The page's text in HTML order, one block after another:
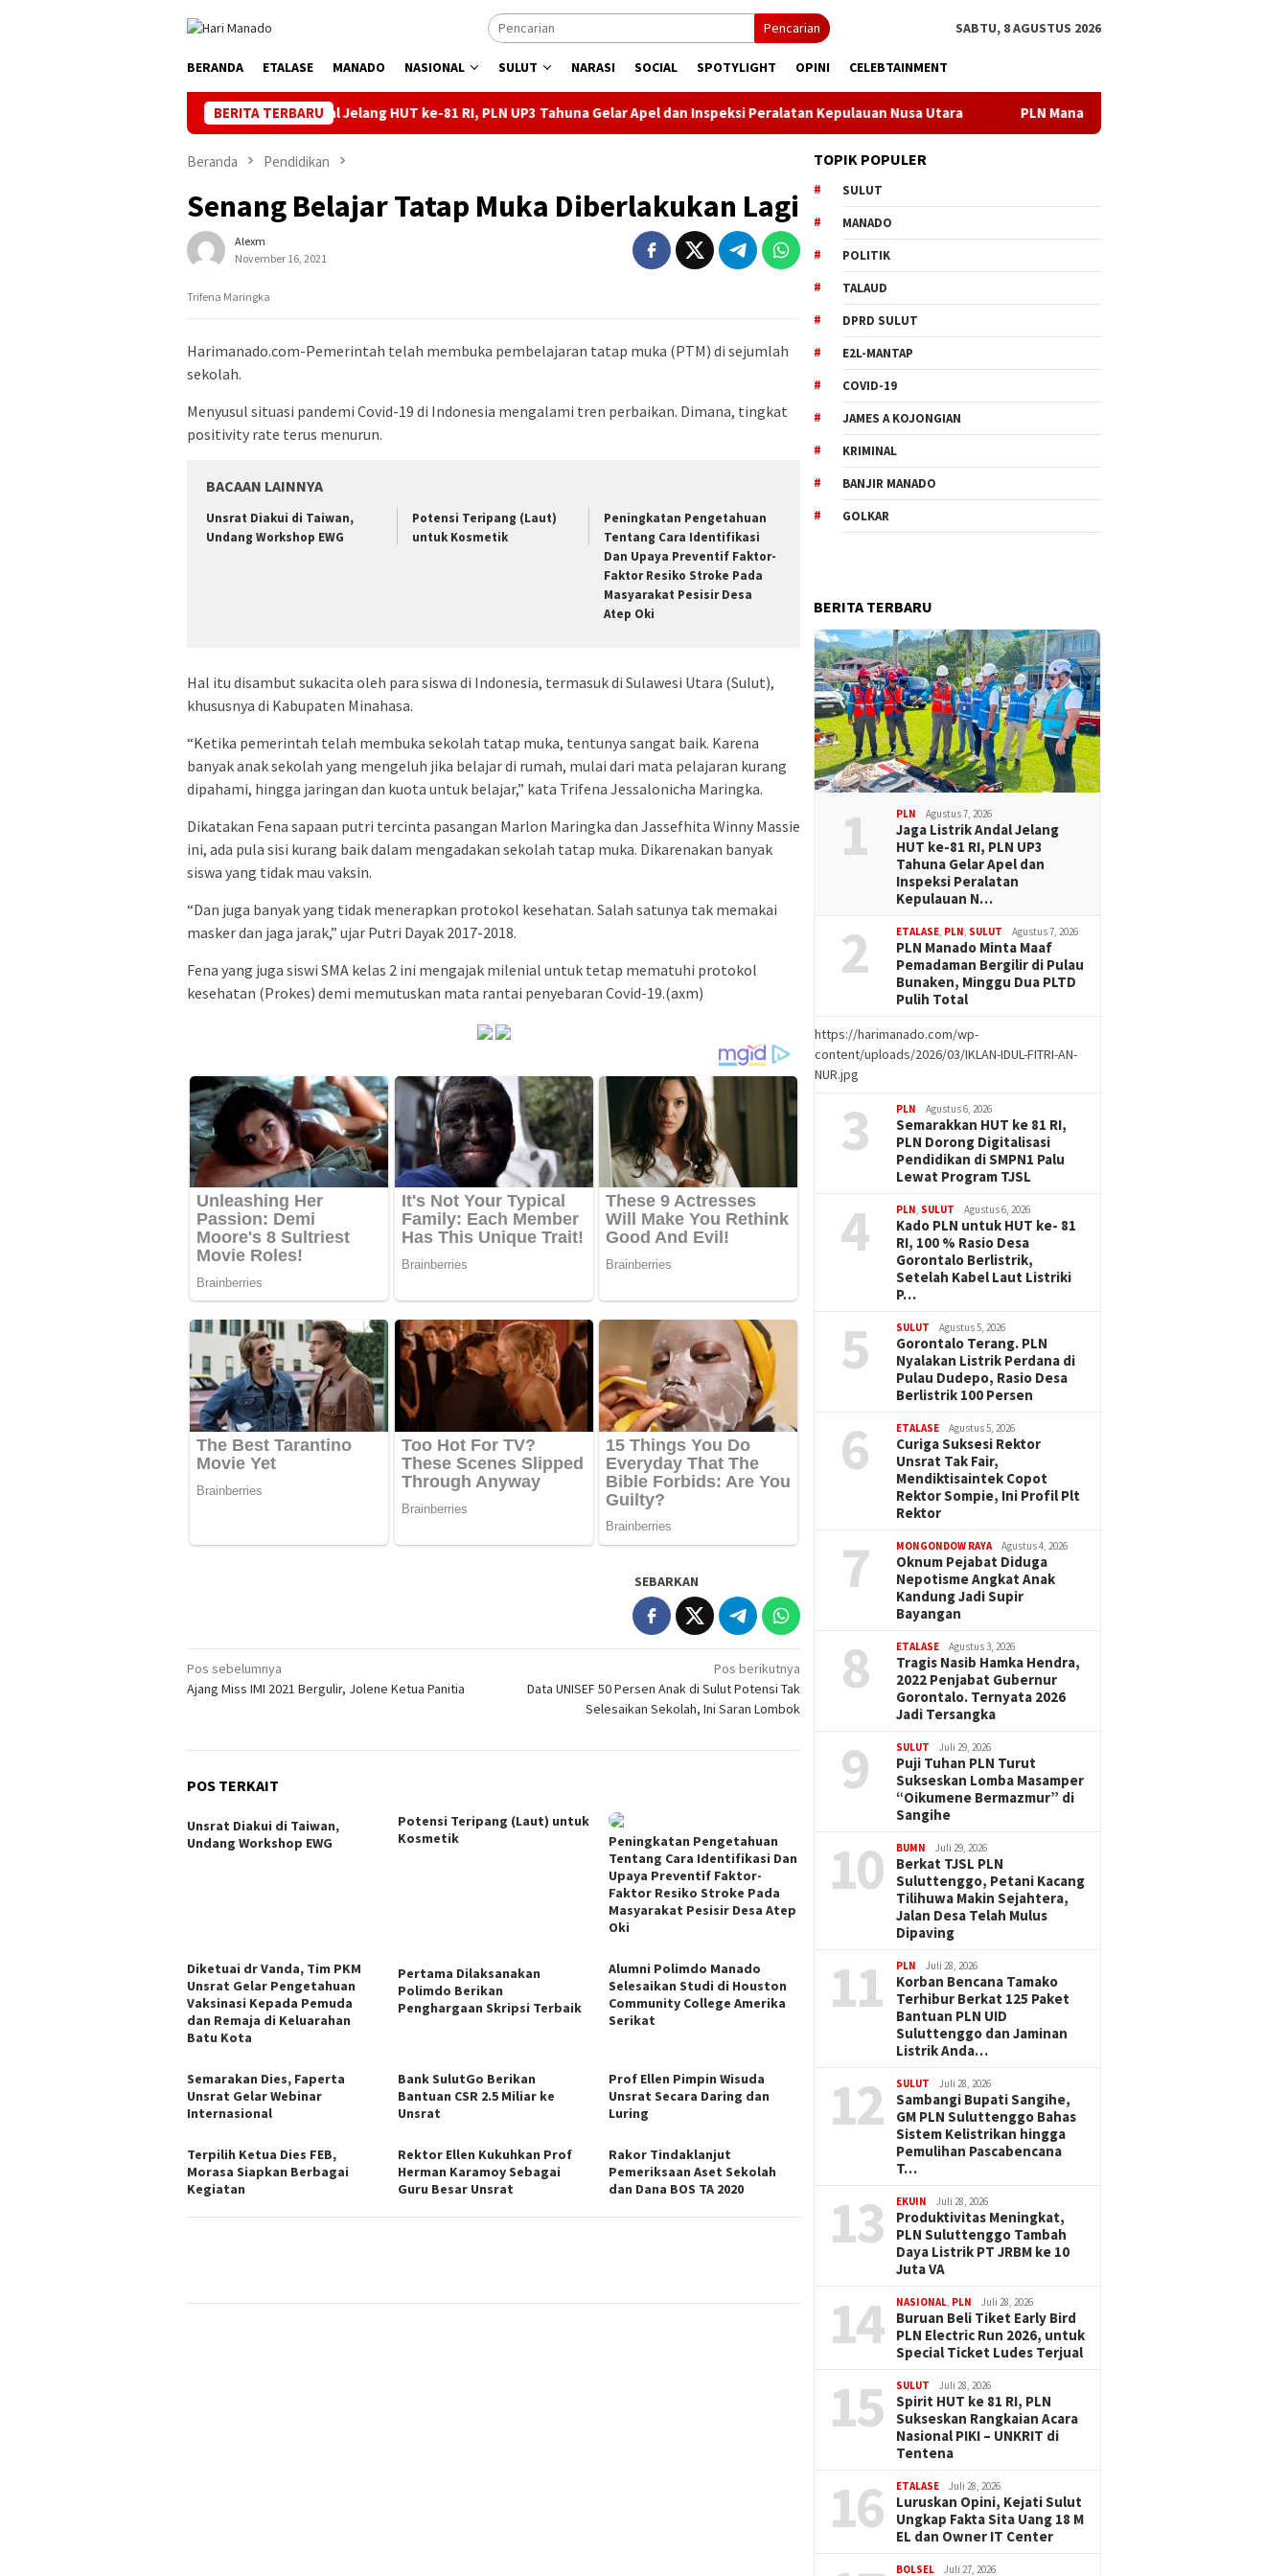
Pencarian SABTU, 8 AGUSTUS 2026
BERANDA ETALASE MANADO NASIONAL SULUT NARASI SOCIAL SPOTYLIGHT OPINI CELEBTAINMENT
BERITA TERBARU
Jaga Listrik Andal Jelang HUT ke-81 RI, PLN UP3 Tahuna Gelar Apel dan Inspeksi Peralatan Kepulauan Nusa Utara PLN Manado Minta Maaf Pemadaman Bergilir di Pulau
Beranda Pendidikan
Senang Belajar Tatap Muka Diberlakukan Lagi
Alexm
November 16, 2021
Trifena Maringka
Harimanado.com-Pemerintah telah membuka pembelajaran tatap muka (PTM) di sejumlah
sekolah.
Menyusul situasi pandemi Covid-19 di Indonesia mengalami tren perbaikan. Dimana, tingkat
positivity rate terus menurun.
BACAAN LAINNYA
Unsrat Diakui di Taiwan,
Undang Workshop EWG
Potensi Teripang (Laut)
untuk Kosmetik
Peningkatan Pengetahuan
Tentang Cara Identifikasi
Dan Upaya Preventif Faktor-
Faktor Resiko Stroke Pada
Masyarakat Pesisir Desa
Atep Oki
Hal itu disambut sukacita oleh para siswa di Indonesia, termasuk di Sulawesi Utara (Sulut),
khususnya di Kabupaten Minahasa.
“Ketika pemerintah telah membuka sekolah tatap muka, tentunya sangat baik. Karena
banyak anak sekolah yang mengeluh jika belajar di rumah, mulai dari mata pelajaran kurang
dipahami, hingga jaringan dan kuota untuk belajar,” kata Trifena Jessalonicha Maringka.
Dikatakan Fena sapaan putri tercinta pasangan Marlon Maringka dan Jassefhita Winny Massie
ini, ada pula sisi kurang baik dalam mengadakan sekolah tatap muka. Dikarenakan banyak
siswa yang tidak mau vaksin.
“Dan juga banyak yang tidak menerapkan protokol kesehatan. Salah satunya tak memakai
masker dan jaga jarak,” ujar Putri Dayak 2017-2018.
Fena yang juga siswi SMA kelas 2 ini mengajak milenial untuk tetap mematuhi protokol
kesehatan (Prokes) demi memutuskan mata rantai penyebaran Covid-19.(axm)
SEBARKAN
Navigasi
pos
Pos sebelumnya
Ajang Miss IMI 2021 Bergulir, Jolene Ketua Panitia
Pos berikutnya
Data UNISEF 50 Persen Anak di Sulut Potensi Tak
Selesaikan Sekolah, Ini Saran Lombok
POS TERKAIT
Unsrat Diakui di Taiwan,
Undang Workshop EWG
Potensi Teripang (Laut) untuk
Kosmetik
Peningkatan Pengetahuan
Tentang Cara Identifikasi Dan
Upaya Preventif Faktor-
Faktor Resiko Stroke Pada
Masyarakat Pesisir Desa Atep
Oki
Diketuai dr Vanda, Tim PKM
Unsrat Gelar Pengetahuan
Vaksinasi Kepada Pemuda
dan Remaja di Keluarahan
Batu Kota
Pertama Dilaksanakan
Polimdo Berikan
Penghargaan Skripsi Terbaik
Alumni Polimdo Manado
Selesaikan Studi di Houston
Community College Amerika
Serikat
Semarakan Dies, Faperta
Unsrat Gelar Webinar
Internasional
Bank SulutGo Berikan
Bantuan CSR 2.5 Miliar ke
Unsrat
Prof Ellen Pimpin Wisuda
Unsrat Secara Daring dan
Luring
Terpilih Ketua Dies FEB,
Morasa Siapkan Berbagai
Kegiatan
Rektor Ellen Kukuhkan Prof
Herman Karamoy Sebagai
Guru Besar Unsrat
Rakor Tindaklanjut
Pemeriksaan Aset Sekolah
dan Dana BOS TA 2020
TOPIK POPULER
SULUT
MANADO
POLITIK
TALAUD
DPRD SULUT
E2L-MANTAP
COVID-19
JAMES A KOJONGIAN
KRIMINAL
BANJIR MANADO
GOLKAR
BERITA TERBARU
1 PLN Agustus 7, 2026
Jaga Listrik Andal Jelang
HUT ke-81 RI, PLN UP3
Tahuna Gelar Apel dan
Inspeksi Peralatan
Kepulauan N…
2 ETALASE PLN SULUT Agustus 7, 2026
PLN Manado Minta Maaf
Pemadaman Bergilir di Pulau
Bunaken, Minggu Dua PLTD
Pulih Total
https://harimanado.com/wp-
content/uploads/2026/03/IKLAN-IDUL-FITRI-AN-
NUR.jpg
3 PLN Agustus 6, 2026
Semarakkan HUT ke 81 RI,
PLN Dorong Digitalisasi
Pendidikan di SMPN1 Palu
Lewat Program TJSL
4 PLN SULUT Agustus 6, 2026
Kado PLN untuk HUT ke- 81
RI, 100 % Rasio Desa
Gorontalo Berlistrik,
Setelah Kabel Laut Listriki
P…
5 SULUT Agustus 5, 2026
Gorontalo Terang. PLN
Nyalakan Listrik Perdana di
Pulau Dudepo, Rasio Desa
Berlistrik 100 Persen
6 ETALASE Agustus 5, 2026
Curiga Suksesi Rektor
Unsrat Tak Fair,
Mendiktisaintek Copot
Rektor Sompie, Ini Profil Plt
Rektor
7 MONGONDOW RAYA Agustus 4, 2026
Oknum Pejabat Diduga
Nepotisme Angkat Anak
Kandung Jadi Supir
Bayangan
8 ETALASE Agustus 3, 2026
Tragis Nasib Hamka Hendra,
2022 Penjabat Gubernur
Gorontalo. Ternyata 2026
Jadi Tersangka
9 SULUT Juli 29, 2026
Puji Tuhan PLN Turut
Sukseskan Lomba Masamper
“Oikumene Bermazmur” di
Sangihe
10 BUMN Juli 29, 2026
Berkat TJSL PLN
Suluttenggo, Petani Kacang
Tilihuwa Makin Sejahtera,
Jalan Desa Telah Mulus
Dipaving
11 PLN Juli 28, 2026
Korban Bencana Tamako
Terhibur Berkat 125 Paket
Bantuan PLN UID
Suluttenggo dan Jaminan
Listrik Anda…
12 SULUT Juli 28, 2026
Sambangi Bupati Sangihe,
GM PLN Suluttenggo Bahas
Sistem Kelistrikan hingga
Pemulihan Pascabencana
T…
13 EKUIN Juli 28, 2026
Produktivitas Meningkat,
PLN Suluttenggo Tambah
Daya Listrik PT JRBM ke 10
Juta VA
14 NASIONAL PLN Juli 28, 2026
Buruan Beli Tiket Early Bird
PLN Electric Run 2026, untuk
Special Ticket Ludes Terjual
15 SULUT Juli 28, 2026
Spirit HUT ke 81 RI, PLN
Sukseskan Rangkaian Acara
Nasional PIKI – UNKRIT di
Tentena
16 ETALASE Juli 28, 2026
Luruskan Opini, Kejati Sulut
Ungkap Fakta Sita Uang 18 M
EL dan Owner IT Center
BOLSEL Juli 27, 2026